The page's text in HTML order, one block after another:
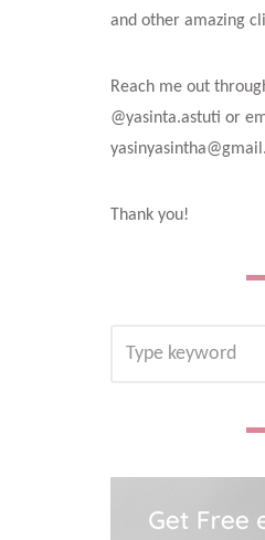
and other amazing
Reach me out
@yasinta.astuti or
Thank you!